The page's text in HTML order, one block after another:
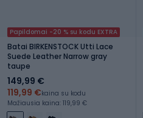
Papildomai -20 % su kodu EXTRA
Batai BIRKENSTOCK Utti Lace
Suede Leather Narrow gray
taupe
149,99 €
119,99 €kaina su kodu
Mažiausia kaina: 119,99 €